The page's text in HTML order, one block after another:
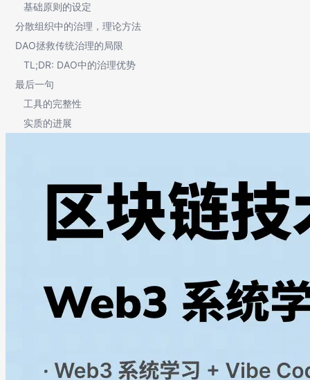
基础原则的设定
分散组织中的治理，理论方法
DAO拯救传统治理的局限
TL;DR: DAO中的治理优势
最后一句
工具的完整性
实质的进展